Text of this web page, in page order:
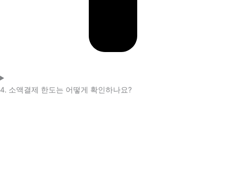
4. 소액결제 한도는 어떻게 확인하나요?